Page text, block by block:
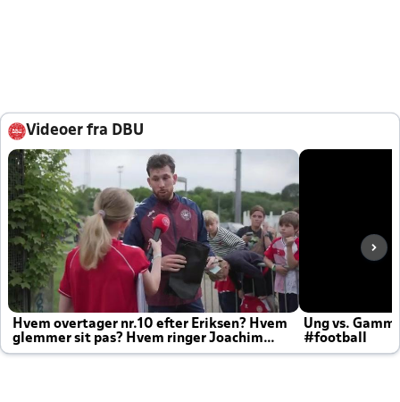
Videoer fra DBU
Hvem overtager nr.10 efter Eriksen? Hvem
glemmer sit pas? Hvem ringer Joachim
altid til efter kampe?
Ung vs.
#football